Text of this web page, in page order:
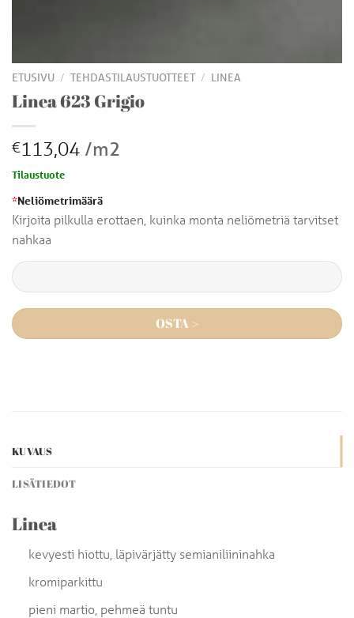
ETUSIVU / TEHDASTILAUSTUOTTEET / LINEA
Linea 623 Grigio
€113,04 /m2
Tilaustuote
*Neliömetrimäärä
Kirjoita pilkulla erottaen, kuinka monta neliömetriä tarvitset
nahkaa
OSTA >
KUVAUS
LISÄTIEDOT
Linea
kevyesti hiottu, läpivärjätty semianiliininahka
kromiparkittu
pieni martio, pehmeä tuntu